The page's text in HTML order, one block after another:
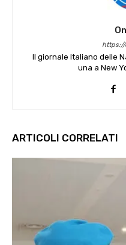
https://
Il giornale Italiano delle
una a New
ARTICOLI CORRELATI